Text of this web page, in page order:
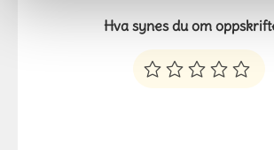
Hva synes du om